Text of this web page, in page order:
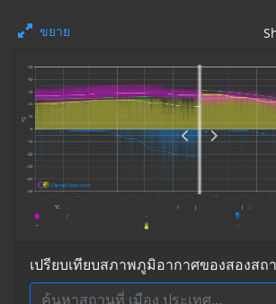
ขยาย
เปรียบเทียบสภาพภูมิอากาศของสองสถ